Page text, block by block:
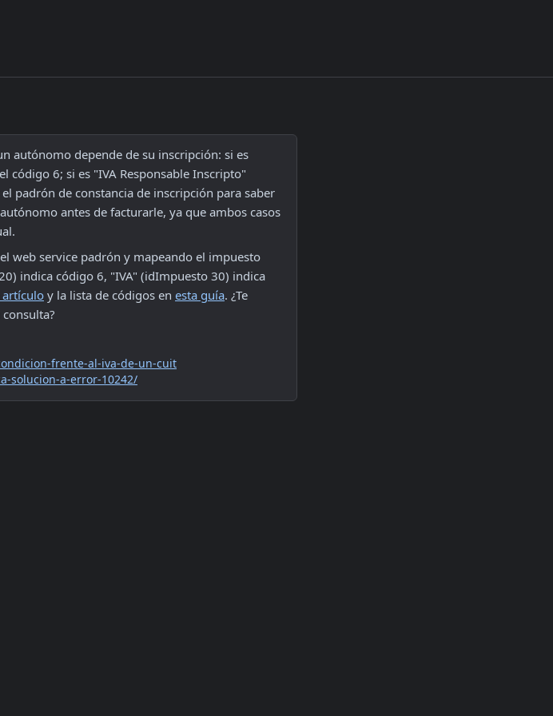
autónomo depende de su inscripción: si es
código 6; si es "IVA Responsable Inscripto"
padrón de constancia de inscripción para saber
antes de facturarle, ya que ambos casos
web service padrón y mapeando el impuesto
indica código 6, "IVA" (idImpuesto 30) indica
artículo y la lista de códigos en esta guía. ¿Te
frente-al-iva-de-un-cuit
solucion-a-error-10242/